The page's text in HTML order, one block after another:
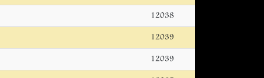
12038
12039
12039